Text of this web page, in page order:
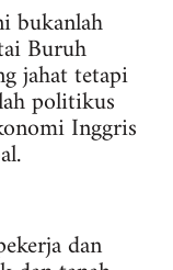
bukanlah
Buruh
jahat tetapi
politikus
Inggris
dan